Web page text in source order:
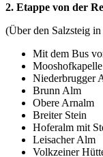
2. Etappe von der
(Über den Salzsteig
Mit dem Bus
Mooshofkapelle
Niederbrugger
Brunn Alm
Obere Arnalm
Breiter Stein
Hoferalm mit
Leisacher Alm
Volkzeiner